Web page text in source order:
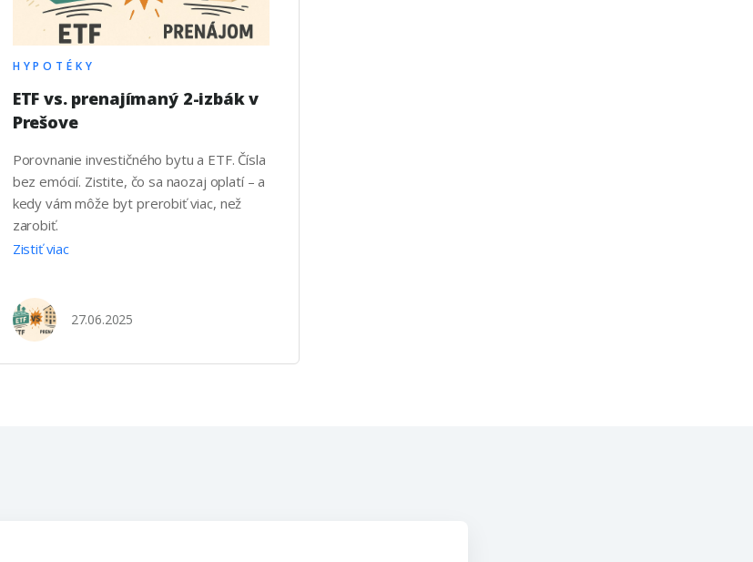
HYPOTÉKY
ETF vs. prenajímaný 2-izbák v
Prešove
Porovnanie investičného bytu a ETF. Čísla
bez emócií. Zistite, čo sa naozaj oplatí – a
kedy vám môže byt prerobiť viac, než
zarobiť.
Zistiť viac
27.06.2025